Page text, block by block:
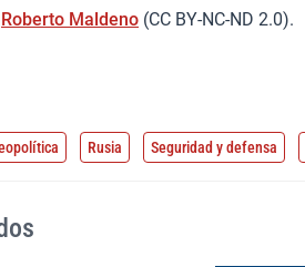
Roberto Maldeno (CC BY-NC-ND 2.0).
Rusia Seguridad y defensa